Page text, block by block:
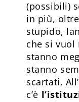
(possibili)
in più,
stupido,
che si vuol
stanno
stanno
scartati.
c’è